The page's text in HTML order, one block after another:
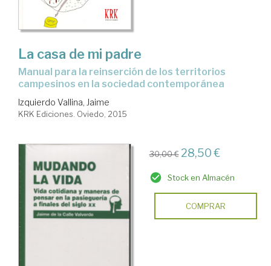
La casa de mi padre
manual para la reinserción de los territorios
campesinos en la sociedad contemporánea
Izquierdo Vallina, Jaime
KRK Ediciones. Oviedo, 2015
30,00 € 28,50 €
Stock en Almacén
COMPRAR